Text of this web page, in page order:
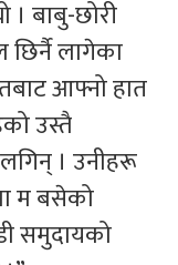
बाबु-छोरी
लागेका
आफ्नो हात
उस्तै
। उनीहरू
म बसेको
समुदायको